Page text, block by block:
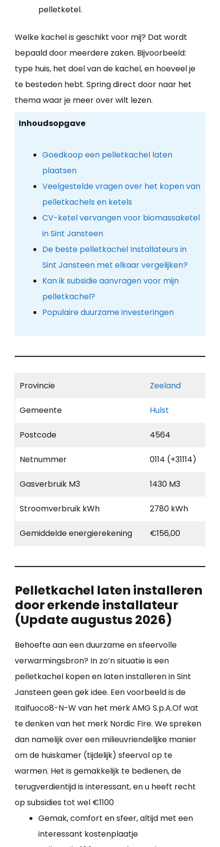
pelletketel.
Welke kachel is geschikt voor mij? Dat wordt
bepaald door meerdere zaken. Bijvoorbeeld:
type huis, het doel van de kachel, en hoeveel je
te besteden hebt. Spring direct door naar het
thema waar je meer over wilt lezen.
Inhoudsopgave
Goedkoop een pelletkachel laten
plaatsen
Veelgestelde vragen over het kopen van
pelletkachels en ketels
CV-ketel vervangen voor biomassaketel
in Sint Jansteen
De beste pelletkachel Installateurs in
Sint Jansteen met elkaar vergelijken?
Kan ik subsidie aanvragen voor mijn
pelletkachel?
Populaire duurzame investeringen
Provincie Zeeland
Gemeente Hulst
Postcode 4564
Netnummer 0114 (+31114)
Gasverbruik M3 1430 M3
Stroomverbruik kWh 2780 kWh
Gemiddelde energierekening €156,00
Pelletkachel laten installeren
door erkende installateur
(Update augustus 2026)
Behoefte aan een duurzame en sfeervolle
verwarmingsbron? In zo’n situatie is een
pelletkachel kopen en laten installeren in Sint
Jansteen geen gek idee. Een voorbeeld is de
Italfuoco8-N-W van het merk AMG S.p.A.Of wat
te denken van het merk Nordic Fire. We spreken
dan namelijk over een milieuvriendelijke manier
om de huiskamer (tijdelijk) sfeervol op te
warmen. Het is gemakkelijk te bedienen, de
terugverdientijd is interessant, en u heeft recht
op subsidies tot wel €1100
Gemak, comfort en sfeer, altijd met een
interessant kostenplaatje